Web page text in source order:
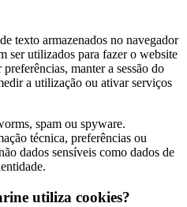
texto armazenados no navegador
ser utilizados para fazer o website
manter a sessão do
a utilização ou ativar serviços
spam ou spyware.
técnica, preferências ou
dados sensíveis como dados de
utiliza cookies?